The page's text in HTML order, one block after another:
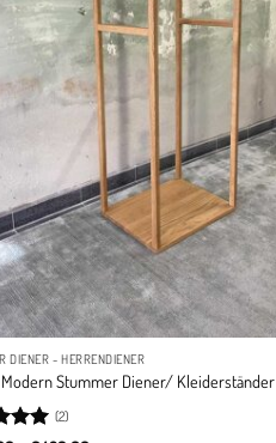
DIENER - HERRENDIENER
Modern Stummer Diener/ Kleiderständer
(2)